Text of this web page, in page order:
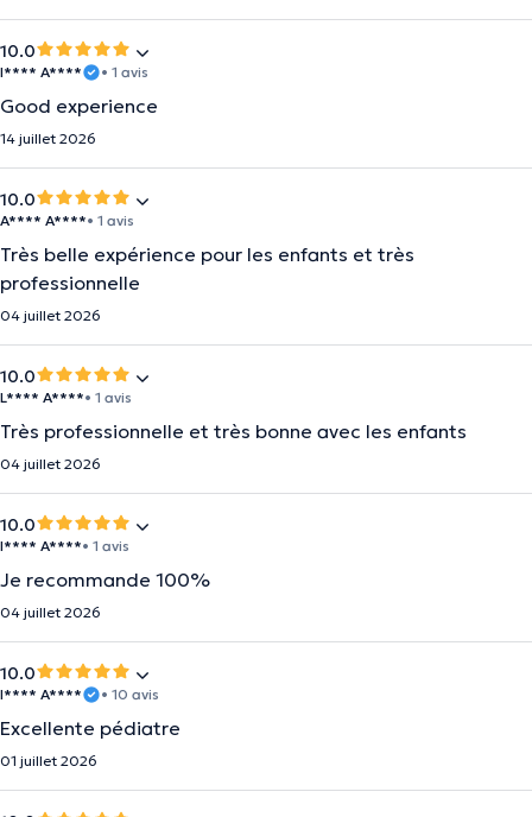
10.0
I**** A**** • 1 avis
Good experience
14 juillet 2026
10.0
A**** A****• 1 avis
Très belle expérience pour les enfants et très
professionnelle
04 juillet 2026
10.0
L**** A****• 1 avis
Très professionnelle et très bonne avec les enfants
04 juillet 2026
10.0
I**** A****• 1 avis
Je recommande 100%
04 juillet 2026
10.0
I**** A**** • 10 avis
Excellente pédiatre
01 juillet 2026